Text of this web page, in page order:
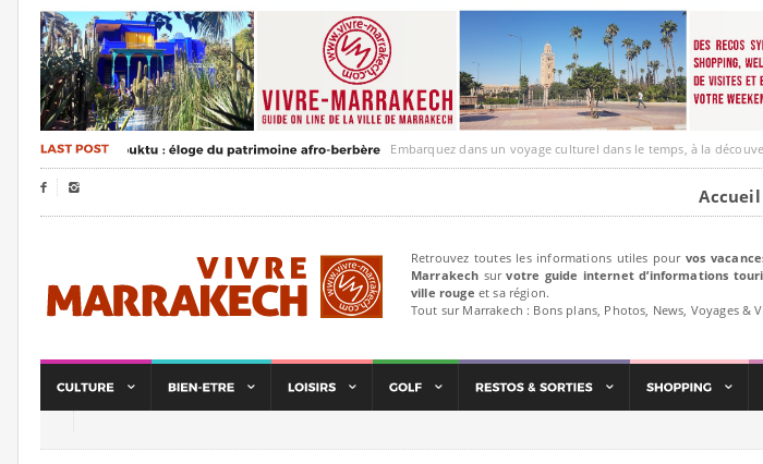
Embarquez dans un voyage culturel dans le temps, à la découverte du
  Accueil
Retrouvez toutes les informations utiles pour vos
Marrakech survotre guide internet d’informations
ville rouge et sa région.
Tout sur Marrakech : Bons plans, Photos, News, Voyages &